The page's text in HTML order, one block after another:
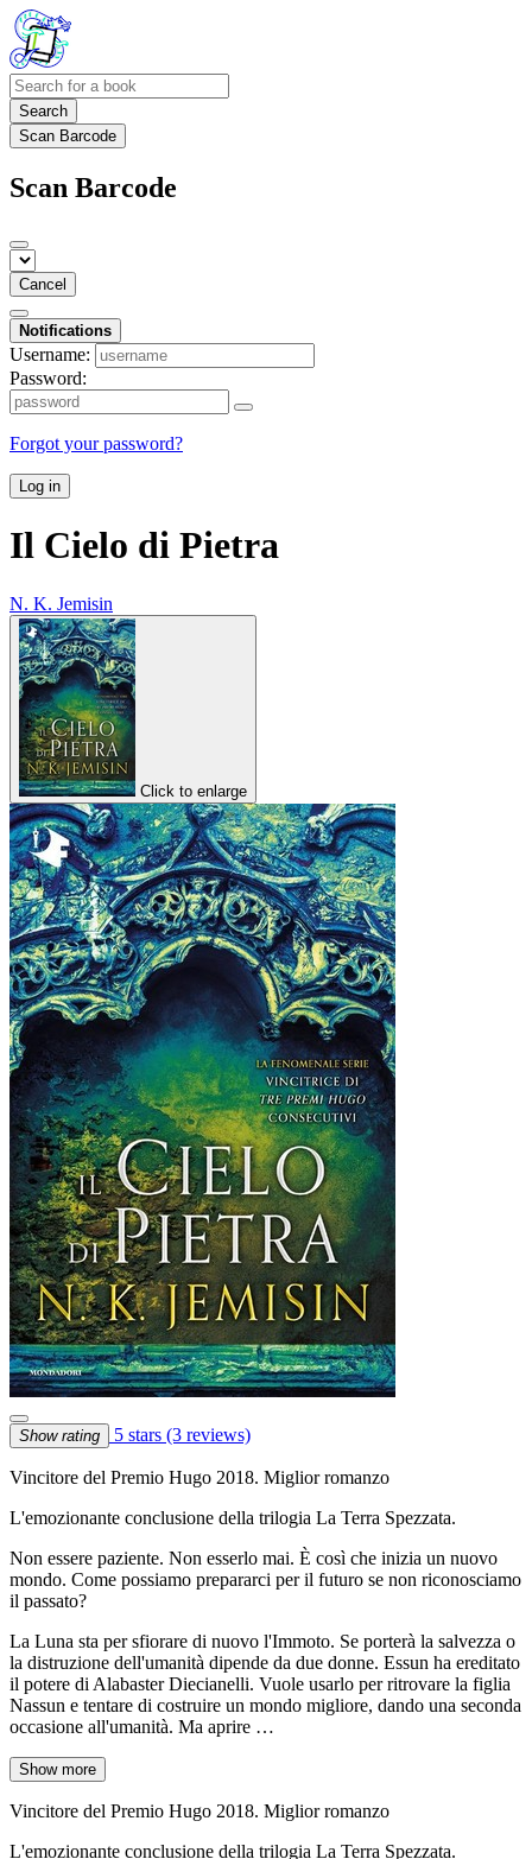
Search
Scan Barcode
Scan Barcode
Cancel
Notifications
Username:
Password:
Forgot your password?
Log in
Il Cielo di Pietra
N. K. Jemisin
Click to enlarge
Show rating 5 stars (3 reviews)
Vincitore del Premio Hugo 2018. Miglior romanzo
L'emozionante conclusione della trilogia La Terra Spezzata.
Non essere paziente. Non esserlo mai. È così che inizia un nuovo
mondo. Come possiamo prepararci per il futuro se non riconosciamo
il passato?
La Luna sta per sfiorare di nuovo l'Immoto. Se porterà la salvezza o
la distruzione dell'umanità dipende da due donne. Essun ha ereditato
il potere di Alabaster Diecianelli. Vuole usarlo per ritrovare la figlia
Nassun e tentare di costruire un mondo migliore, dando una seconda
occasione all'umanità. Ma aprire …
Show more
Vincitore del Premio Hugo 2018. Miglior romanzo
L'emozionante conclusione della trilogia La Terra Spezzata.